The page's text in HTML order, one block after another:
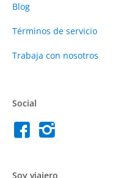
Blog
Términos de servicio
Trabaja con nosotros
Social
Soy viajero